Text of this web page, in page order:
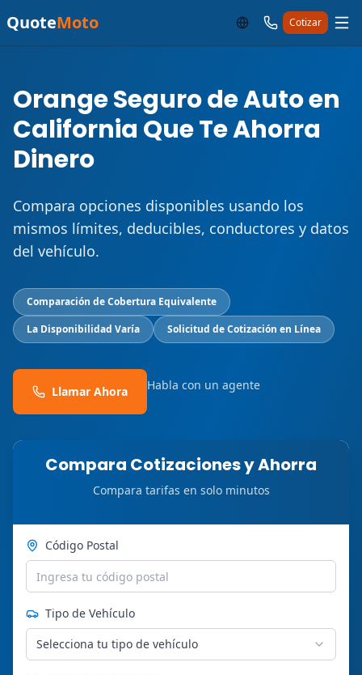
QuoteMoto Cotizar
Orange Seguro de Auto en
California Que Te Ahorra
Dinero
Compara opciones disponibles usando los
mismos límites, deducibles, conductores y datos
del vehículo.
Comparación de Cobertura Equivalente
La Disponibilidad Varía
Solicitud de Cotización en Línea
Llamar Ahora Habla con un agente
Compara Cotizaciones y Ahorra
Compara tarifas en solo minutos
Código Postal
Tipo de Vehículo
Selecciona tu tipo de vehículo